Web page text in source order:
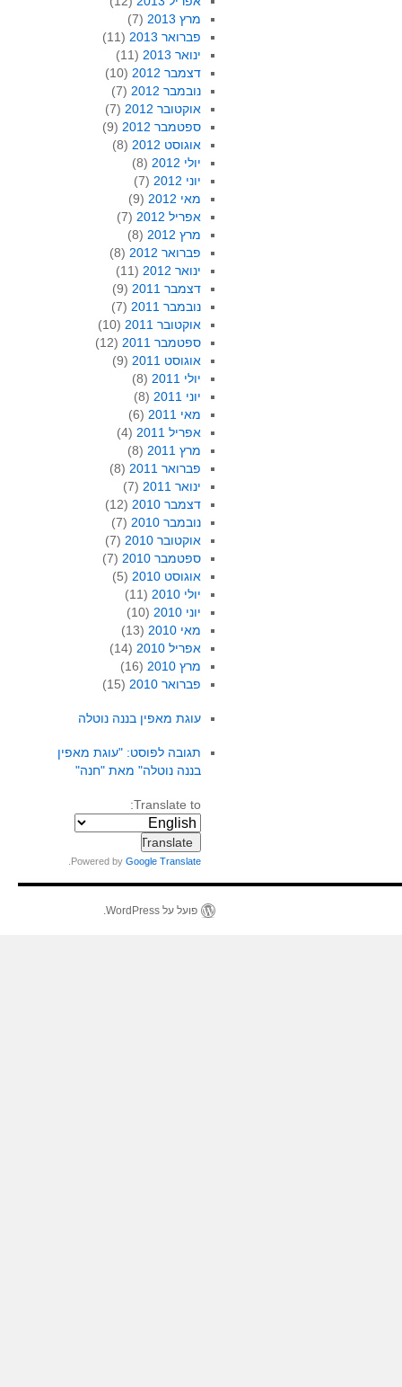
מרץ 2013
(7)
פברואר 2013
(11)
ינואר 2013
(11)
דצמבר 2012
(10)
נובמבר 2012
(7)
אוקטובר 2012
(7)
ספטמבר 2012
(9)
אוגוסט 2012
(8)
יולי 2012
(8)
יוני 2012
(7)
מאי 2012
(9)
אפריל 2012
(7)
מרץ 2012
(8)
פברואר 2012
(8)
ינואר 2012
(11)
דצמבר 2011
(9)
נובמבר 2011
(7)
אוקטובר 2011
(10)
ספטמבר 2011
(12)
אוגוסט 2011
(9)
יולי 2011
(8)
יוני 2011
(8)
מאי 2011
(6)
אפריל 2011
(4)
מרץ 2011
(8)
פברואר 2011
(8)
ינואר 2011
(7)
דצמבר 2010
(12)
נובמבר 2010
(7)
אוקטובר 2010
(7)
ספטמבר 2010
(7)
אוגוסט 2010
(5)
יולי 2010
(11)
יוני 2010
(10)
מאי 2010
(13)
אפריל 2010
(14)
מרץ 2010
(16)
פברואר 2010
(15)
עוגת מאפין בננה נוטלה
תגובה לפוסט: "עוגת מאפין
בננה נוטלה" מאת "חנה"
Translate to:
Powered byGoogle Translate
פועל על WordPress.